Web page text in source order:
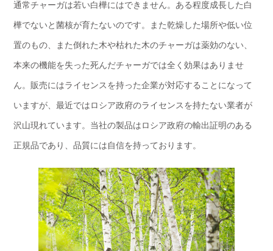
通常チャーガは若い白樺にはできません。ある程度成長した白
樺でないと菌核が育たないのです。また乾燥した場所や低い位
置のもの、また倒れた木や枯れた木のチャーガは薬効のない、
本来の機能を失った死んだチャーガでは全く効果はありませ
ん。販売にはライセンスを持った企業が対応することになって
いますが、最近ではロシア政府のライセンスを持たない業者が
沢山現れています。当社の製品はロシア政府の輸出証明のある
正規品であり、品質には自信を持っております。